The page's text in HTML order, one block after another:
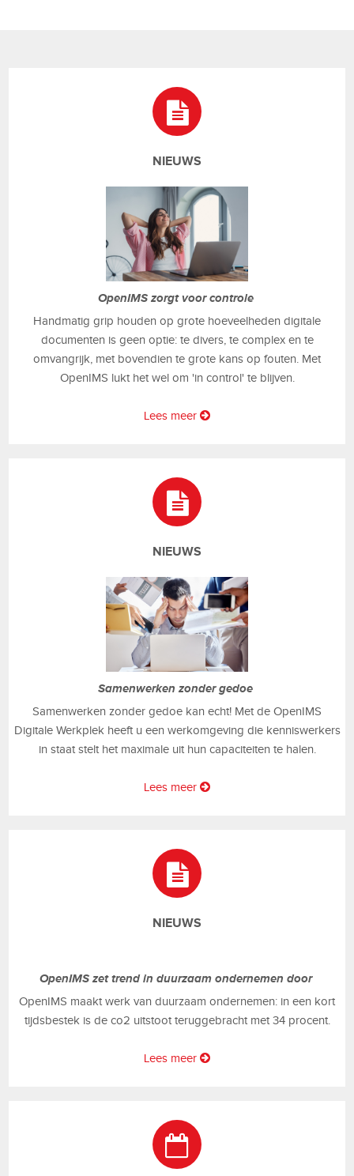
NIEUWS
OpenIMS zorgt voor controle
Handmatig grip houden op grote hoeveelheden digitale
documenten is geen optie: te divers, te complex en te
omvangrijk, met bovendien te grote kans op fouten. Met
OpenIMS lukt het wel om 'in control' te blijven.
Lees meer
NIEUWS
Samenwerken zonder gedoe
Samenwerken zonder gedoe kan echt! Met de OpenIMS
Digitale Werkplek heeft u een werkomgeving die kenniswerkers
in staat stelt het maximale uit hun capaciteiten te halen.
Lees meer
NIEUWS
OpenIMS zet trend in duurzaam ondernemen door
OpenIMS maakt werk van duurzaam ondernemen: in een kort
tijdsbestek is de co2 uitstoot teruggebracht met 34 procent.
Lees meer